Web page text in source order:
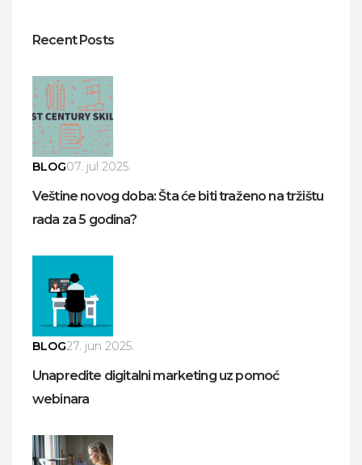
Recent Posts
BLOG07. jul 2025.
Veštine novog doba: Šta će biti traženo na tržištu
rada za 5 godina?
BLOG27. jun 2025.
Unapredite digitalni marketing uz pomoć
webinara